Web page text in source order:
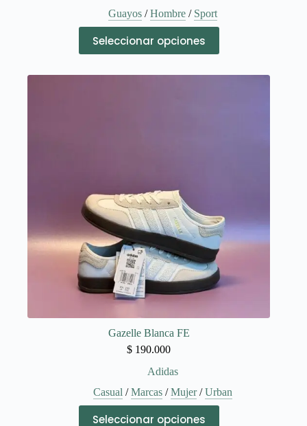
Guayos/Hombre/ Sport
Seleccionar opciones
producto
tiene
de
producto
Gazelle Blanca FE
$ 190.000
Adidas
Casual/Marcas/Mujer/Urban
Seleccionar opciones
producto